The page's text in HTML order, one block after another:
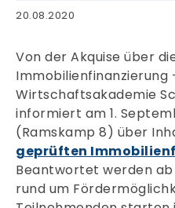
20.08.2020
Von der Akquise über
Immobilienfinanzierung
Wirtschaftsakademie
informiert am 1.
(Ramskamp 8) über
geprüften
Beantwortet werden ab
rund um